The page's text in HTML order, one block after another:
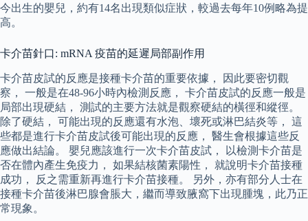
今出生的嬰兒，約有14名出現類似症狀，較過去每年10例略為提
高。
卡介苗針口: mRNA 疫苗的延遲局部副作用
卡介苗皮試的反應是接種卡介苗的重要依據， 因此要密切觀
察， 一般是在48-96小時內檢測反應， 卡介苗皮試的反應一般是
局部出現硬結， 測試的主要方法就是觀察硬結的橫徑和縱徑。
除了硬結， 可能出現的反應還有水泡、壞死或淋巴結炎等， 這
些都是進行卡介苗皮試後可能出現的反應， 醫生會根據這些反
應做出結論。 嬰兒應該進行一次卡介苗皮試， 以檢測卡介苗是
否在體內產生免疫力， 如果結核菌素陽性， 就說明卡介苗接種
成功， 反之需重新再進行卡介苗接種。 另外，亦有部分人士在
接種卡介苗後淋巴腺會脹大，繼而導致腋窩下出現腫塊，此乃正
常現象。